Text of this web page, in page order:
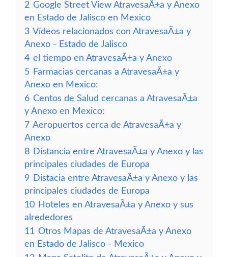
2 Google Street View AtravesaÃ±a y Anexo
en Estado de Jalisco en Mexico
3 Vídeos relacionados con AtravesaÃ±a y
Anexo - Estado de Jalisco
4 el tiempo en AtravesaÃ±a y Anexo
5 Farmacias cercanas a AtravesaÃ±a y
Anexo en Mexico:
6 Centos de Salud cercanas a AtravesaÃ±a
y Anexo en Mexico:
7 Aeropuertos cerca de AtravesaÃ±a y
Anexo
8 Distancia entre AtravesaÃ±a y Anexo y las
principales ciudades de Europa
9 Distacia entre AtravesaÃ±a y Anexo y las
principales ciudades de Europa
10 Hoteles en AtravesaÃ±a y Anexo y sus
alrededores
11 Otros Mapas de AtravesaÃ±a y Anexo
en Estado de Jalisco - Mexico